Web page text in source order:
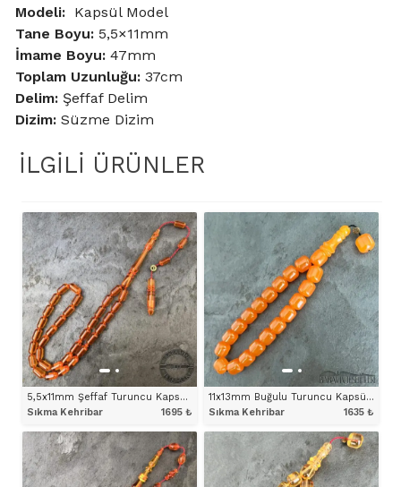
Modeli: Kapsül Model
Tane Boyu: 5,5×11mm
İmame Boyu: 47mm
Toplam Uzunluğu: 37cm
Delim: Şeffaf Delim
Dizim: Süzme Dizim
İLGILI ÜRÜNLER
5,5x11mm Şeffaf Turuncu Kapsül Model Sıkma Kehribar Tesbih
Sıkma Kehribar
1695 ₺
ÜRÜNÜ İNCELE
11x13mm Buğulu Turuncu Kapsül Maskot Model Tesbih
Sıkma Kehribar
1635₺
ÜRÜNÜ İNCELE